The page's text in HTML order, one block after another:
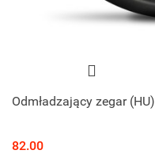
Odmładzający zegar (HU)
82.00